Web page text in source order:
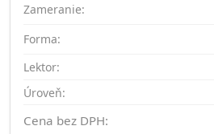
Zameranie:
Forma:
Lektor:
Úroveň:
Cena bez DPH: